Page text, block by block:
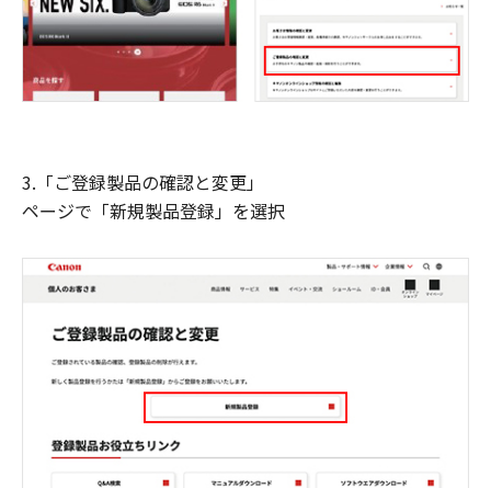
3.「ご登録製品の確認と変更」
ページで「新規製品登録」を選択